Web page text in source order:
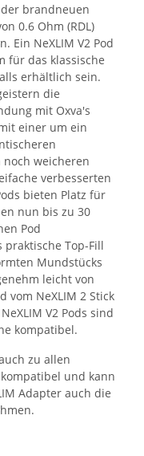
brandneuen
0.6 Ohm (RDL)
Ein NeXLIM V2 Pod
für das klassische
erhältlich sein.
die
mit Oxva's
einer um ein
noch weicheren
verbesserten
bieten Platz für
nun bis zu 30
Pod
praktische Top-Fill
Mundstücks
leicht von
vom NeXLIM 2 Stick
V2 Pods sind
kompatibel.
zu allen
und kann
Adapter auch die